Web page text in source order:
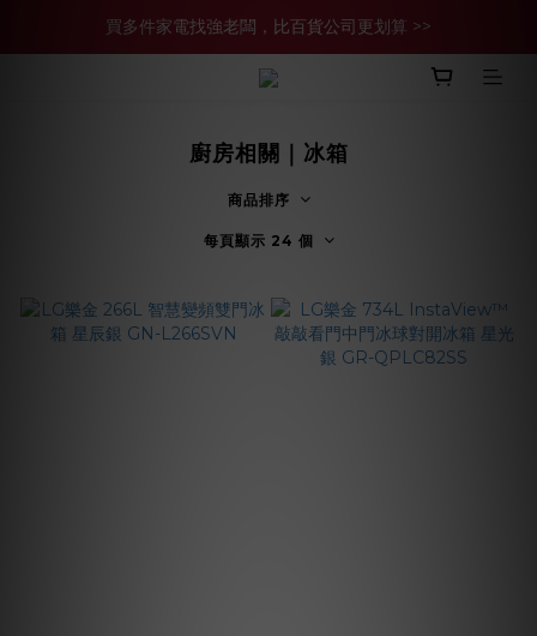
買多件家電找強老闆，比百貨公司更划算 >>
買多件家電找強老闆，比百貨公司更划算 >>
官網現金轉帳優惠 結帳輸【YHH02】再享2%優惠
廚房相關｜冰箱
商品排序
每頁顯示 24 個